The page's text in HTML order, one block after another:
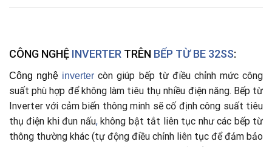
CÔNG NGHỆ INVERTER TRÊN BẾP TỪ BE 32SS:
Công nghệ inverter còn giúp bếp từ điều chỉnh mức công
suất phù hợp để không làm tiêu thụ nhiều điện năng. Bếp từ
Inverter với cảm biến thông minh sẽ cố định công suất tiêu
thụ điện khi đun nấu,không bật tắt liên tục như các bếp từ
thông thường khác (tự động điều chỉnh liên tục để đảm bảo